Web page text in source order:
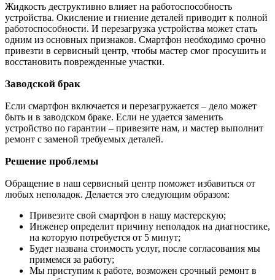
Жидкость деструктивно влияет на работоспособность
устройства. Окисление и гниение деталей приводит к полной
работоспособности. И перезагрузка устройства может стать
одним из основных признаков. Смартфон необходимо срочно
привезти в сервисный центр, чтобы мастер смог просушить и
восстановить поврежденные участки.
Заводской брак
Если смартфон включается и перезагружается – дело может
быть и в заводском браке. Если не удается заменить
устройство по гарантии – привезите нам, и мастер выполнит
ремонт с заменой требуемых деталей.
Решение проблемы
Обращение в наш сервисный центр поможет избавиться от
любых неполадок. Делается это следующим образом:
Привезите свой смартфон в нашу мастерскую;
Инженер определит причину неполадок на диагностике,
на которую потребуется от 5 минут;
Будет названа стоимость услуг, после согласования мы
примемся за работу;
Мы приступим к работе, возможен срочный ремонт в